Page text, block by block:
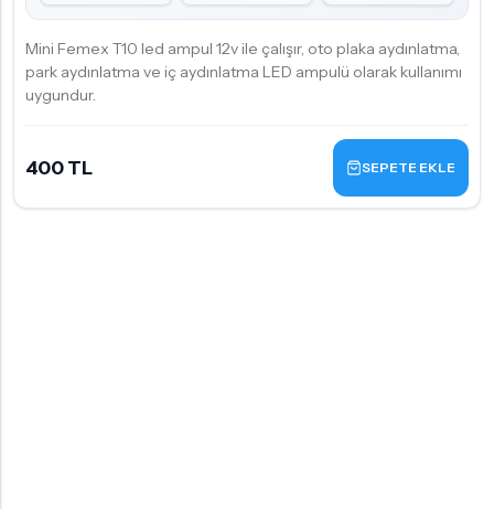
Mini Femex T10 led ampul 12v ile çalışır, oto plaka aydınlatma,
park aydınlatma ve iç aydınlatma LED ampulü olarak kullanımı
uygundur.
400 TL SEPETE EKLE